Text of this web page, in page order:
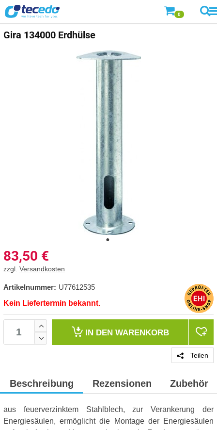
0
Gira 134000 Erdhülse
83,50 €
zzgl. Versandkosten
Artikelnummer: U77612535
Kein Liefertermin bekannt.
IN DEN WARENKORB
Teilen
Beschreibung Rezensionen Zubehör
aus feuerverzinktem Stahlblech, zur Verankerung der
Energiesäulen, ermöglicht die Montage der Energiesäulen